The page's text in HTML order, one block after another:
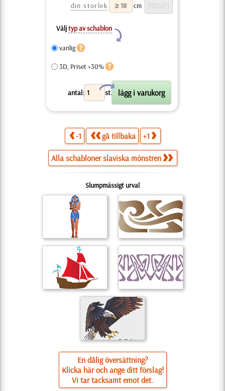
din storlek
cm
Väljtyp av schablon
Y
vanlig
3D, Priset +30%
antal: st.
X
-1 gå tillbaka +1
Alla schabloner slaviska mönstren
Slumpmässigt urval
En dålig översättning?
Klicka här och ange ditt förslag!
Vi tar tacksamt emot det.